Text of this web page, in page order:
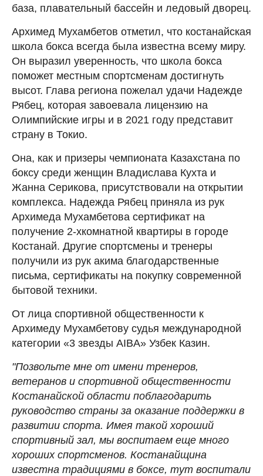
база, плавательный бассейн и ледовый дворец.
Архимед Мухамбетов отметил, что костанайская
школа бокса всегда была известна всему миру.
Он выразил уверенность, что школа бокса
поможет местным спортсменам достигнуть
высот. Глава региона пожелал удачи Надежде
Рябец, которая завоевала лицензию на
Олимпийские игры и в 2021 году представит
страну в Токио.
Она, как и призеры чемпионата Казахстана по
боксу среди женщин Владислава Кухта и
Жанна Серикова, присутствовали на открытии
комплекса. Надежда Рябец приняла из рук
Архимеда Мухамбетова сертификат на
получение 2-хкомнатной квартиры в городе
Костанай. Другие спортсмены и тренеры
получили из рук акима благодарственные
письма, сертификаты на покупку современной
бытовой техники.
От лица спортивной общественности к
Архимеду Мухамбетову судья международной
категории «3 звезды AIBA» Узбек Казин.
"Позвольте мне от имени тренеров,
ветеранов и спортивной общественности
Костанайской области поблагодарить
руководство страны за оказание поддержки в
развитии спорта. Имея такой хороший
спортивный зал, мы воспитаем еще много
хороших спортсменов. Костанайщина
известна традициями в боксе, тут воспитали